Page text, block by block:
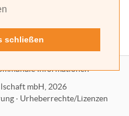
schließen
mbH, 2026
· Urheberrechte/Lizenzen